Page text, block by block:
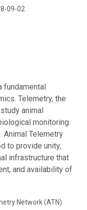
09-02
fundamental
Telemetry, the
animal
monitoring
Animal Telemetry
to provide unity,
infrastructure that
and availability of
Network (ATN)